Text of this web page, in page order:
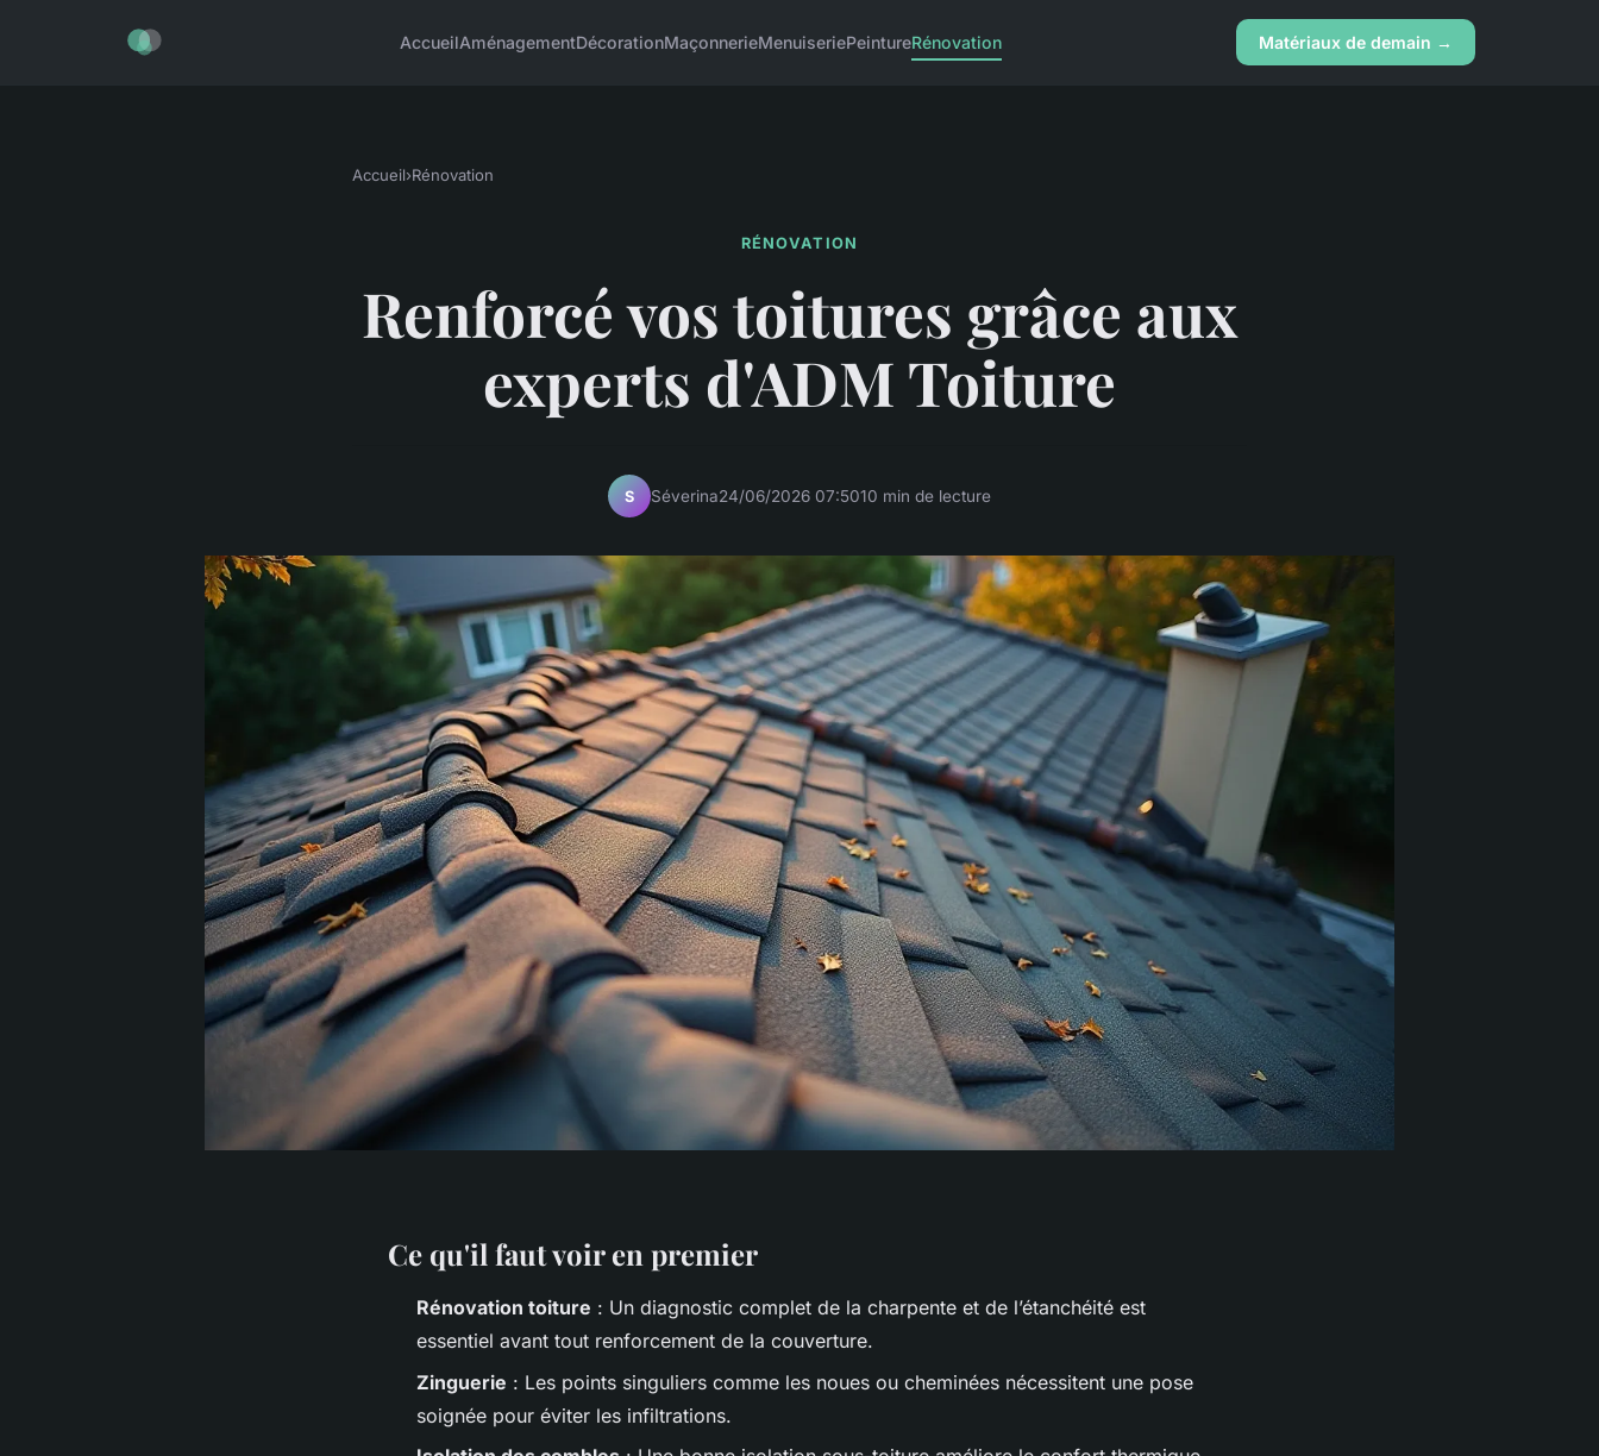
AccueilAménagementDécorationMaçonnerieMenuiseriePeintureRénovation Matériaux de demain →
Accueil›Rénovation
RÉNOVATION
Renforcé vos toitures grâce aux
experts d'ADM Toiture
S Séverina24/06/2026 07:5010 min de lecture
Ce qu'il faut voir en premier
Rénovation toiture : Un diagnostic complet de la charpente et de l’étanchéité est
essentiel avant tout renforcement de la couverture.
Zinguerie : Les points singuliers comme les noues ou cheminées nécessitent une pose
soignée pour éviter les infiltrations.